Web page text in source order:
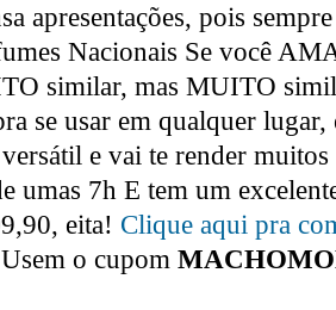
apresentações, pois
Nacionais Se você
similar, mas MUITO
se usar em qualquer
versátil e vai te render
umas 7h E tem um
eita! Clique aqui pra
o cupom